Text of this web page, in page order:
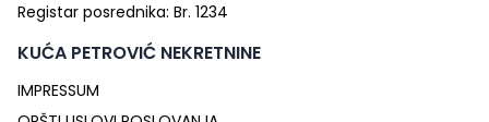
Registar posrednika: Br. 1234
KUĆA PETROVIĆ NEKRETNINE
IMPRESSUM